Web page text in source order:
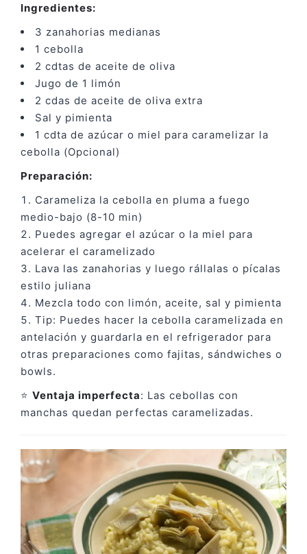
Ingredientes:
3 zanahorias medianas
1 cebolla
2 cdtas de aceite de oliva
Jugo de 1 limón
2 cdas de aceite de oliva extra
Sal y pimienta
1 cdta de azúcar o miel para caramelizar la
cebolla (Opcional)
Preparación:
Carameliza la cebolla en pluma a fuego
medio-bajo (8-10 min)
Puedes agregar el azúcar o la miel para
acelerar el caramelizado
Lava las zanahorias y luego rállalas o pícalas
estilo juliana
Mezcla todo con limón, aceite, sal y pimienta
Tip: Puedes hacer la cebolla caramelizada en
antelación y guardarla en el refrigerador para
otras preparaciones como fajitas, sándwiches o
bowls.
⭐ Ventaja imperfecta: Las cebollas con
manchas quedan perfectas caramelizadas.